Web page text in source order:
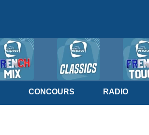
CONCOURS RADIO